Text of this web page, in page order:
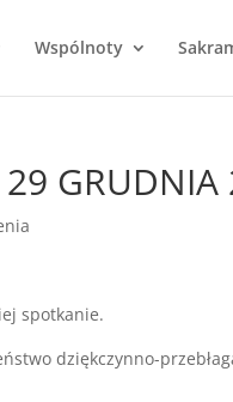
Wspólnoty
29
spotkanie.
dziękczynno-